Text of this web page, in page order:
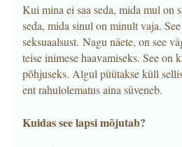
Kui mina ei saa seda, mida mul on
seda, mida sinul on minult vaja.
seksuaalsust. Nagu näete, on see
teise inimese haavamiseks. See on
põhjuseks. Algul püütakse küll
ent rahulolematus aina süveneb.
Kuidas see lapsi mõjutab?